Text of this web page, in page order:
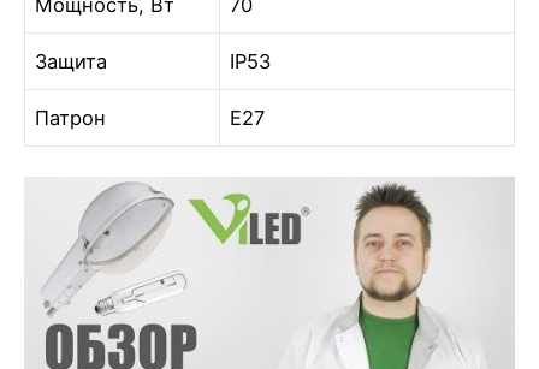
Мощность, Вт 70
Защита IP53
Патрон Е27